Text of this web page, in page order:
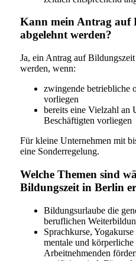
Kann mein Antrag auf
abgelehnt werden?
Ja, ein Antrag auf
werden, wenn:
zwingende betriebliche
vorliegen
bereits eine Vielzahl an
Beschäftigten vorliegen
Für kleine Unternehmen mit
eine Sonderregelung.
Welche Themen sind
Bildungszeit in Berlin
Bildungsurlaube die
beruflichen
Sprachkurse,
mentale und
Arbeitnehmenden